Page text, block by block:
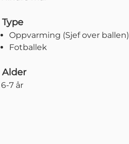
Type
Oppvarming (Sjef over ballen)
Fotballek
Alder
6-7 år